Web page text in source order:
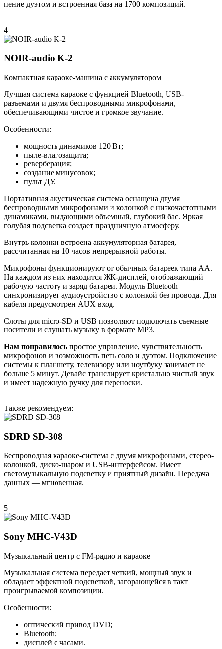
пение дуэтом и встроенная база на 1700 композиций.
4
NOIR-audio K-2
Компактная караоке-машина с аккумулятором
Лучшая система караоке с функцией Bluetooth, USB-
разъемами и двумя беспроводными микрофонами,
обеспечивающими чистое и громкое звучание.
Особенности:
мощность динамиков 120 Вт;
пыле-влагозащита;
реверберация;
создание минусовок;
пульт ДУ.
Портативная акустическая система оснащена двумя
беспроводными микрофонами и колонкой с низкочастотными
динамиками, выдающими объемный, глубокий бас. Яркая
голубая подсветка создает праздничную атмосферу.
Внутрь колонки встроена аккумуляторная батарея,
рассчитанная на 10 часов непрерывной работы.
Микрофоны функционируют от обычных батареек типа АА.
На каждом из них находится ЖК-дисплей, отображающий
рабочую частоту и заряд батареи. Модуль Bluetooth
синхронизирует аудиоустройство с колонкой без провода. Для
кабеля предусмотрен AUX вход.
Слоты для micro-SD и USB позволяют подключать съемные
носители и слушать музыку в формате MP3.
Нам понравилось простое управление, чувствительность
микрофонов и возможность петь соло и дуэтом. Подключение
системы к планшету, телевизору или ноутбуку занимает не
больше 5 минут. Девайс транслирует кристально чистый звук
и имеет надежную ручку для переноски.
Также рекомендуем:
SDRD SD-308
Беспроводная караоке-система с двумя микрофонами, стерео-
колонкой, диско-шаром и USB-интерфейсом. Имеет
светомузыкальную подсветку и приятный дизайн. Передача
данных — мгновенная.
5
Sony MHC-V43D
Музыкальный центр с FM-радио и караоке
Музыкальная система передает четкий, мощный звук и
обладает эффектной подсветкой, загорающейся в такт
проигрываемой композиции.
Особенности:
оптический привод DVD;
Bluetooth;
дисплей с часами.